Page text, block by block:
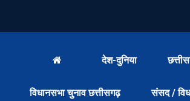
देश-दुनिया
विधानसभा चुनाव छत्तीसगढ़ संसद /